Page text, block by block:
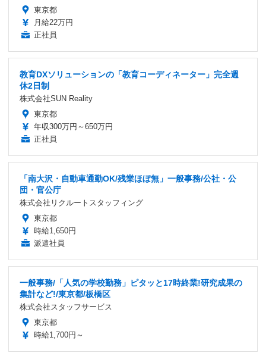
東京都
月給22万円
正社員
教育DXソリューションの「教育コーディネーター」完全週
休2日制
株式会社SUN Reality
東京都
年収300万円～650万円
正社員
「南大沢・自動車通勤OK/残業ほぼ無」一般事務/公社・公
団・官公庁
株式会社リクルートスタッフィング
東京都
時給1,650円
派遣社員
一般事務/「人気の学校勤務」ピタッと17時終業!研究成果の
集計など!/東京都/板橋区
株式会社スタッフサービス
東京都
時給1,700円～